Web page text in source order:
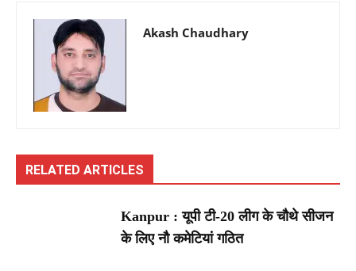
Akash Chaudhary
RELATED ARTICLES
Kanpur : यूपी टी-20 लीग के चौथे सीजन
के लिए नौ कमेटियां गठित